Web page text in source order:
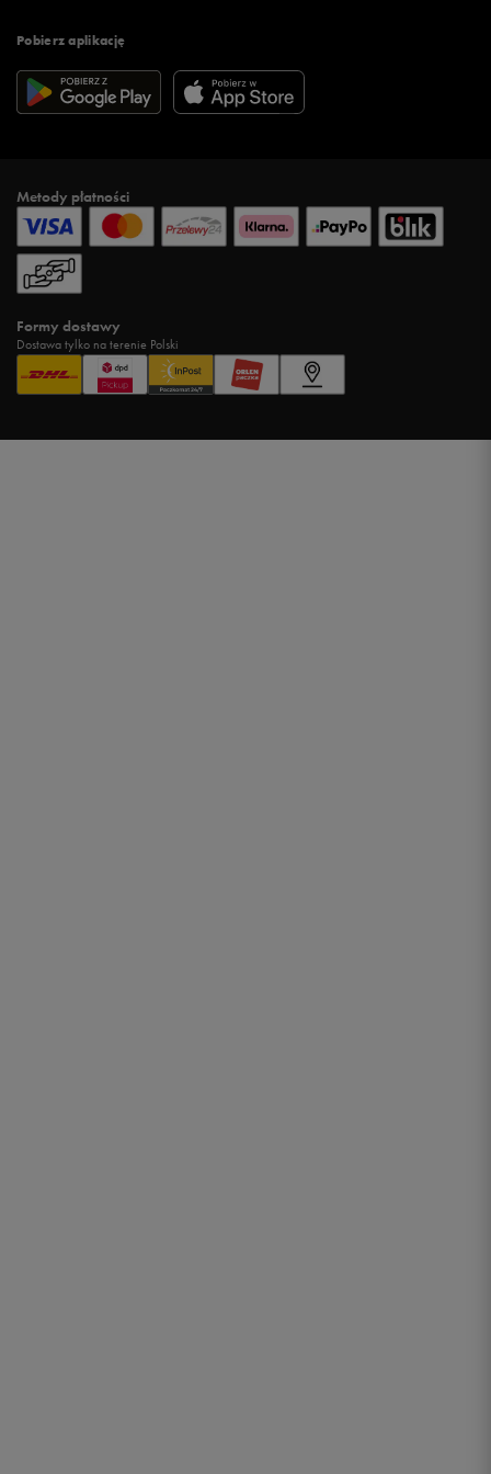
Pobierz aplikację
Metody płatności
Formy dostawy
Dostawa tylko na terenie Polski